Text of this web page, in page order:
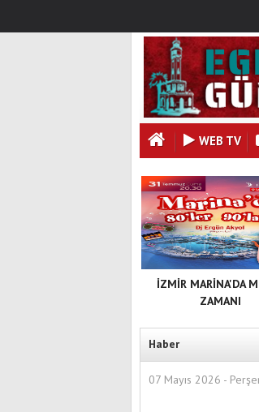
WEB TV
İZMİR MARİNA'DA
ZAMANI
Haber
07 Mayıs 2026 -